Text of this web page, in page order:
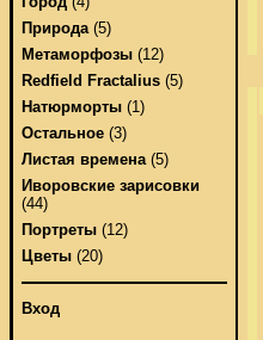
Природа(5)
Метаморфозы (12)
Redfield Fractalius (5)
Натюрморты (1)
Остальное (3)
Листая времена(5)
Иворовские зарисовки
(44)
Портреты (12)
Цветы (20)
Вход